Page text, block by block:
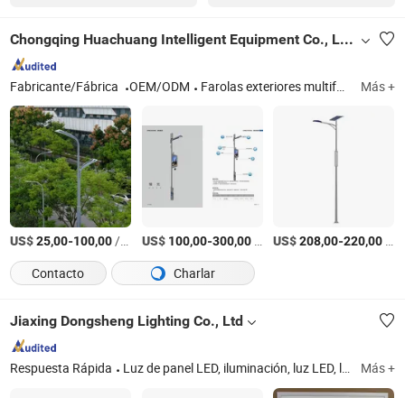
Chongqing Huachuang Intelligent Equipment Co., Ltd.
Fabricante/Fábrica OEM/ODM Farolas exteriores multifuncionales, instalaciones de transporte municipal, torres de transmisión y transformación de energía, torres de telecomunicaciones, estaciones de carga para drones, soporte fotovoltaico solar Más +
US$25,00-100,00/Pieza US$ 100,00-300,00/Pieza US$208,00-220,00
Contacto
Charlar
Jiaxing Dongsheng Lighting Co., Ltd
Respuesta Rápida Luz de panel LED, iluminación, luz LED, lámpara de ventilador, luz de techo, iluminación LED, luz de techo LED, luz de panel, retroiluminación LED, accesorio de luz de techo Más +